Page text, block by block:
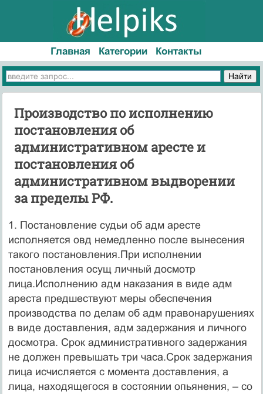
Главная Категории Контакты
Производство по исполнению
постановления об
административном аресте и
постановления об
административном выдворении
за пределы РФ.
1. Постановление судьи об адм аресте
исполняется овд немедленно после вынесения
такого постановления.При исполнении
постановления осущ личный досмотр
лица.Исполнению адм наказания в виде адм
ареста предшествуют меры обеспечения
производства по делам об адм правонарушениях
в виде доставления, адм задержания и личного
досмотра. Срок административного задержания
не должен превышать три часа.Срок задержания
лица исчисляется с момента доставления, а
лица, находящегося в состоянии опьянения, – со